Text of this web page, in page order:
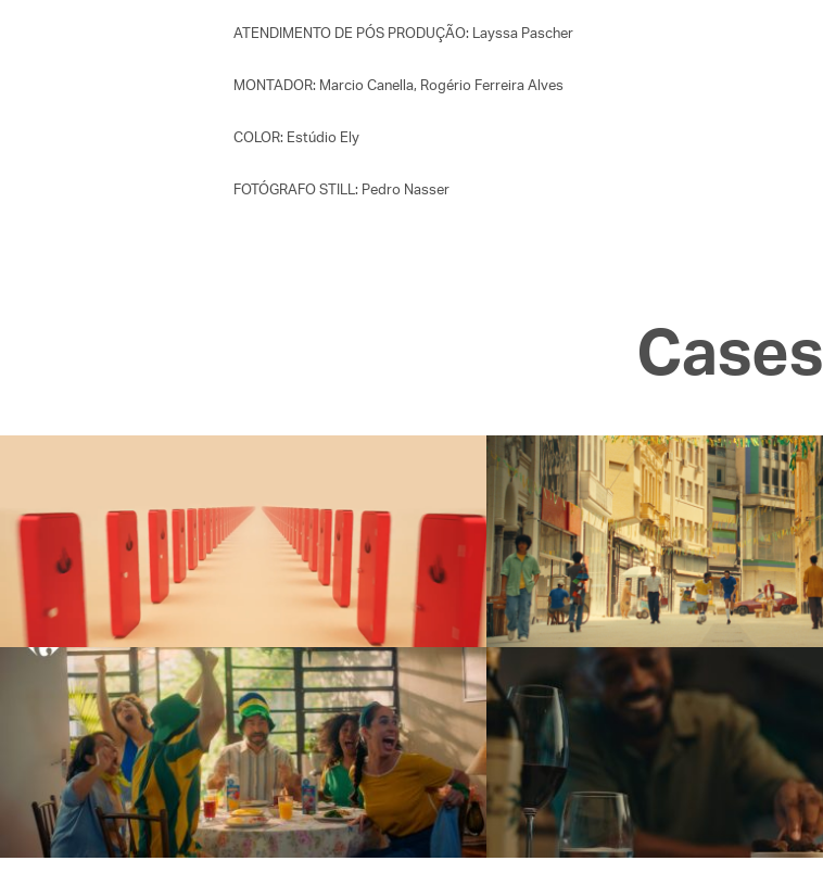
ATENDIMENTO DE PÓS PRODUÇÃO: Layssa Pascher
MONTADOR: Marcio Canella, Rogério Ferreira Alves
COLOR: Estúdio Ely
FOTÓGRAFO STILL: Pedro Nasser
Cases
Santander
O BANCO QUE SAIU DO BANCO PARA ENTRAR NA SUA EMPRESA
PUBLICIS
Opella
SOMOS DRIBLADORES
PUBLICIS